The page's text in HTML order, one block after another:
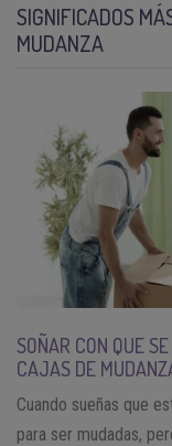
SIGNIFICADOS
MUDANZA
SOÑAR CON QUE
CAJAS DE
Cuando sueñas que
para ser mudadas,